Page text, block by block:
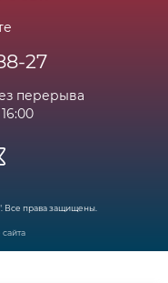
27
перерыва
. Все права защищены.